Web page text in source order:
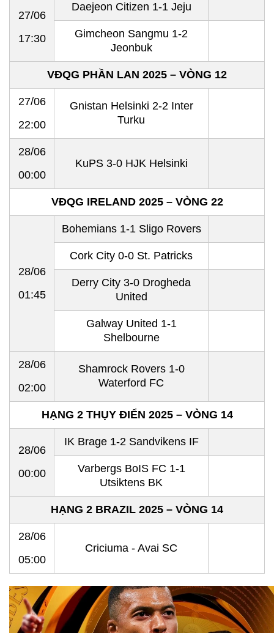
27/06
17:30
Daejeon Citizen 1-1 Jeju
Gimcheon Sangmu 1-2
Jeonbuk
VĐQG PHẦN LAN 2025 – VÒNG 12
27/06
22:00
Gnistan Helsinki 2-2 Inter
Turku
28/06
00:00
KuPS 3-0 HJK Helsinki
VĐQG IRELAND 2025 – VÒNG 22
28/06
01:45
Bohemians 1-1 Sligo Rovers
Cork City 0-0 St. Patricks
Derry City 3-0 Drogheda
United
Galway United 1-1
Shelbourne
28/06
02:00
Shamrock Rovers 1-0
Waterford FC
HẠNG 2 THỤY ĐIỂN 2025 – VÒNG 14
28/06
00:00
IK Brage 1-2 Sandvikens IF
Varbergs BoIS FC 1-1
Utsiktens BK
HẠNG 2 BRAZIL 2025 – VÒNG 14
28/06
05:00
Criciuma - Avai SC